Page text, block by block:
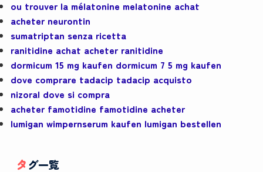
ou trouver la mélatonine melatonine achat
acheter neurontin
sumatriptan senza ricetta
ranitidine achat acheter ranitidine
dormicum 15 mg kaufen dormicum 7 5 mg kaufen
dove comprare tadacip tadacip acquisto
nizoral dove si compra
acheter famotidine famotidine acheter
lumigan wimpernserum kaufen lumigan bestellen
タグ一覧